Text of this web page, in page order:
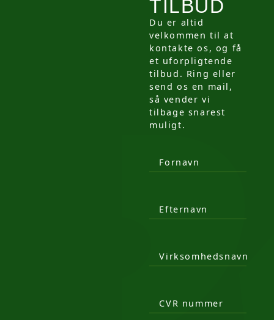
TILBUD
Du er altid
velkommen til at
kontakte os, og få
et uforpligtende
tilbud. Ring eller
send os en mail,
så vender vi
tilbage snarest
muligt.
Fornavn
Efternavn
Virksomhedsnavn
CVR nummer